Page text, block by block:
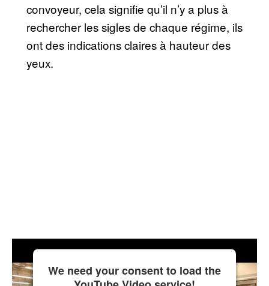
convoyeur, cela signifie qu’il n’y a plus à
rechercher les sigles de chaque régime, ils
ont des indications claires à hauteur des
yeux.
We need your consent to load the